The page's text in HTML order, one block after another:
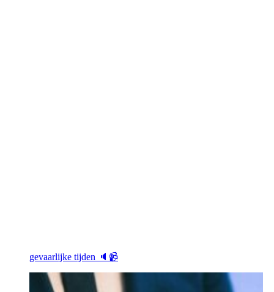
gevaarlijke tijden 🔈📹